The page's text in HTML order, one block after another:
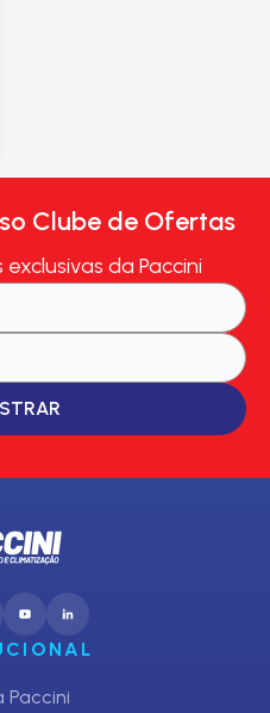
Clube de Ofertas
da Paccini
Paccini